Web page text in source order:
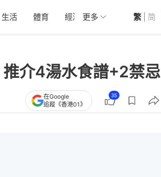
生活 體育 經濟 01深圳 觀點
更多 繁 简
介4湯水食譜+2禁忌
在Google
追蹤《香港01》
35